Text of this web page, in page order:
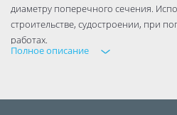
диаметру поперечного сечения.
строительстве, судостроении, при
работах.
Материал: сталь
Полное описание